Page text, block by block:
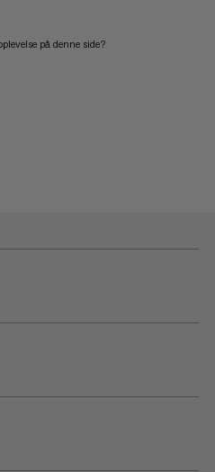
på denne side?